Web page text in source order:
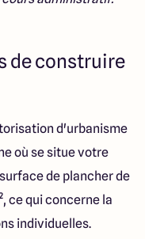
de construire
d'urbanisme
où se situe votre
de plancher de
ce qui concerne la
individuelles.